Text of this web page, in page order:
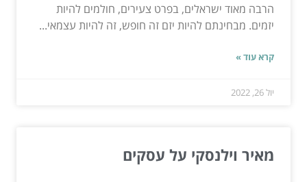
הרבה מאוד ישראלים, בפרט צעירים, חולמים להיות
יזמים. מבחינתם להיות יזם זה חופש, זה להיות עצמאי...
קרא עוד »
יול 26, 2022
מאיר וילנסקי על עסקים